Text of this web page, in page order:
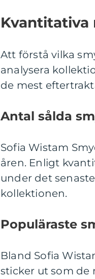
Kvantitativa
Att förstå vilka
analysera
de mest
Antal sålda
Sofia Wistam
åren. Enligt
under det
kollektionen.
Populäraste
Bland Sofia
sticker ut som de